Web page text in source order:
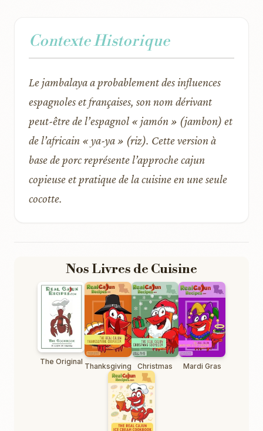
Contexte Historique
Le jambalaya a probablement des influences
espagnoles et françaises, son nom dérivant
peut-être de l’espagnol « jamón » (jambon) et
de l’africain « ya-ya » (riz). Cette version à
base de porc représente l’approche cajun
copieuse et pratique de la cuisine en une seule
cocotte.
Nos Livres de Cuisine
The Original Thanksgiving Christmas Mardi Gras